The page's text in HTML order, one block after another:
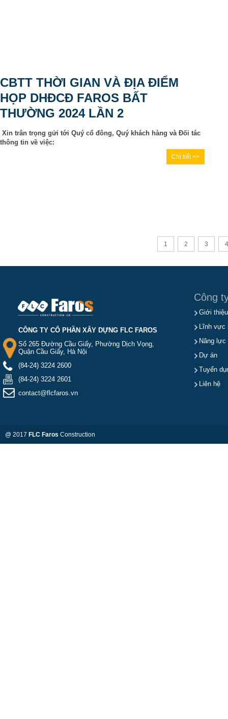
CBTT THỜI GIAN VÀ ĐỊA ĐIỂM
HỌP DHĐCĐ FAROS BẤT
THƯỜNG 2024 LẦN 2
Xin trân trọng gửi tới Quý cổ đông, Quý khách hàng và Đối tác
thông tin về việc:
Chi tiết >>
1 2 3 4
CÔNG TY CỔ PHẦN XÂY DỰNG FLC FAROS
Số 265 Đường Cầu Giấy, Phường Dịch Vọng,
Quận Cầu Giấy, Hà Nội
(84-24) 3224 2600
(84-24) 3224 2601
contact@flcfaros.vn
Công
Giới thiệu
Lĩnh vực
Năng lực
Dự án
Tuyển
Liên hệ
@ 2017 FLC Faros Construction